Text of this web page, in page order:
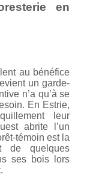
en
au bénéfice
un garde-
n’a qu’à se
En Estrie,
leur
abrite l’un
témoin est la
de quelques
ses bois lors